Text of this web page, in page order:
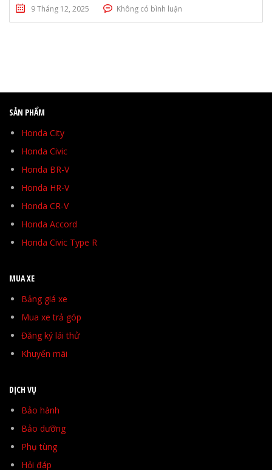
9 Tháng 12, 2025 Không có bình luận
SẢN PHẨM
Honda City
Honda Civic
Honda BR-V
Honda HR-V
Honda CR-V
Honda Accord
Honda Civic Type R
MUA XE
Bảng giá xe
Mua xe trả góp
Đăng ký lái thử
Khuyến mãi
DỊCH VỤ
Bảo hành
Bảo dưỡng
Phụ tùng
Hỏi đáp